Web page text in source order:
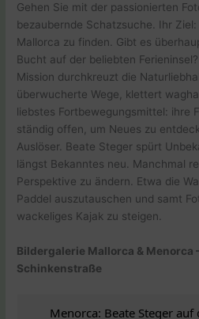
Gehen Sie mit der passionierten
bezaubernde Schatzsuche. Ihr Ziel:
Mallorca zu finden. Gibt es
Bucht auf der beliebten
Mission durchkreuzt die
überwucherte Wege, klettert
liebstes Fortbewegungsmittel: ihre
ständig offen, um Neues zu
Auslöser. Beate Steger spürt
längst Bekanntes neu. Manchmal
Perspektive zu ändern. Etwa die
Paddel auszutauschen und samt
wackeliges Kajak zu steigen.
Bildergalerie Mallorca & Menorca
Schinkenstraße
Menorca: Beate Steger auf